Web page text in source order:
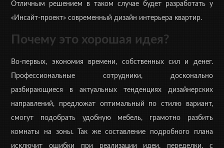
Отличным решением в таком случае будет разработать у
«Инсайт-проект» современный дизайн интерьера квартир.
Почему это хорошая идея?
Во-первых, экономия времени, собственных сил и денег.
Профессиональные сотрудники, досконально
разбирающиеся в актуальных тенденциях дизайнерских
направлений, предложат оптимальный по стилю вариант,
смогут подобрать удобную мебель, грамотно разбить
комнаты на зоны. Так же составление подробного плана
исключит ошибки при реализации идеи, переделки, с